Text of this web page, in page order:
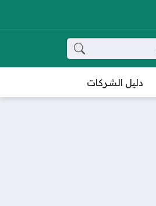
دليل الشركات